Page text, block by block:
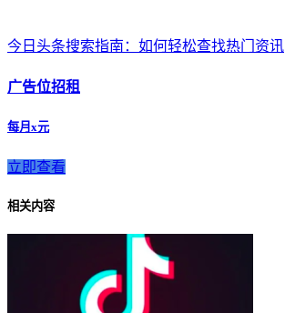
今日头条搜索指南：如何轻松查找热门资讯
广告位招租
每月x元
立即查看
相关内容